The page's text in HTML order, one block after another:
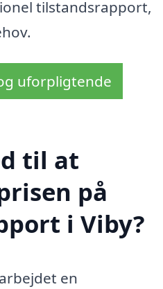
tilstandsrapport,
uforpligtende
til at
på
i Viby?
en